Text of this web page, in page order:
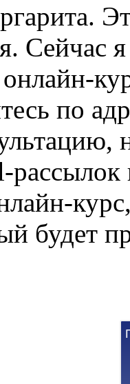
Сейчас
по
будет